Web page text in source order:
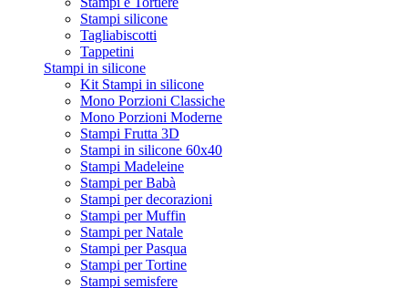
Stampi silicone
Tagliabiscotti
Tappetini
Stampi in silicone
Kit Stampi in silicone
Mono Porzioni Classiche
Mono Porzioni Moderne
Stampi Frutta 3D
Stampi in silicone 60x40
Stampi Madeleine
Stampi per Babà
Stampi per decorazioni
Stampi per Muffin
Stampi per Natale
Stampi per Pasqua
Stampi per Tortine
Stampi semisfere